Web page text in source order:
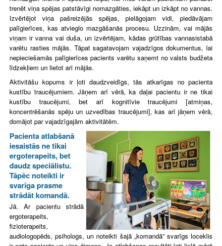
trenēt viņa spējas patstāvīgi nomazgāties, iekāpt un izkāpt no vannas.
Izvērtējot viņa pašreizējās spējas, pielāgojam vidi, piedāvājam
palīgierīces, kas atvieglo mazgāšanās procesu. Uzzinām, vai mājās
viņam ir vanna vai duša, un izvērtējam, kādas grūtības vannasistabā
varētu rasties mājās. Tāpat sagatavojam vajadzīgos dokumentus, lai
nepieciešamās palīgierīces pacients varētu saņemt no valsts budžeta
līdzekļiem un lietot arī mājās.
Aktivitāšu kopums ir ļoti daudzveidīgs, tās atkarīgas no pacienta
kustību traucējumiem. Jāņem arī vērā, ka daļai pacientu ir ne tikai
kustību traucējumi, bet arī kognitīvie traucējumi [atmiņas,
koncentrēšanās spēju un uzvedības traucējumi], kas arī jāņem vērā,
domājot par vajadzīgajām aktivitātēm.
Pacienta atlabšanā
iesaistās ne tikai
ergoterapeits, bet
daudz speciālistu.
Tāpēc noteikti ir
svarīga prasme
strādāt komandā.
Jā. Ar pacientu strādā
ergoterapeits,
fizioterapeits,
audiologopēds, psihologs, un noteikti šajā „komandā” svarīgs loceklis